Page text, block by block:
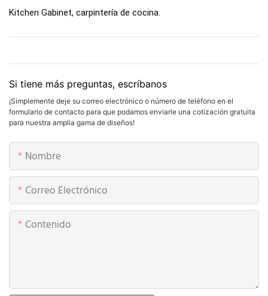
Kitchen Gabinet, carpintería de cocina.
Si tiene más preguntas, escríbanos
¡Simplemente deje su correo electrónico o número de teléfono en el
formulario de contacto para que podamos enviarle una cotización gratuita
para nuestra amplia gama de diseños!
Nombre
Correo Electrónico
Contenido